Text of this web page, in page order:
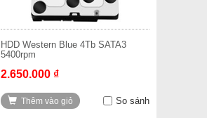
HDD Western Blue 4Tb SATA3
5400rpm
2.650.000 ₫
Thêm vào giỏ So sánh